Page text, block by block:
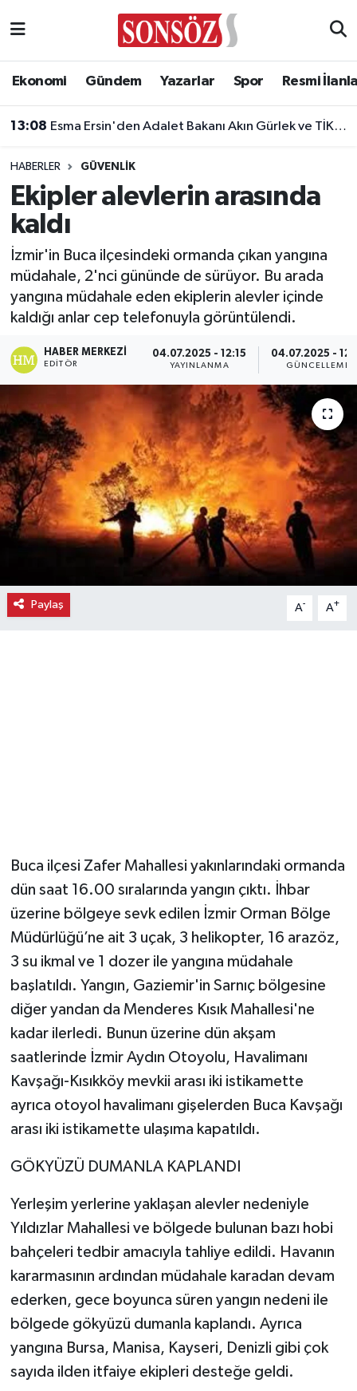
Ekonomi Gündem Yazarlar Spor Resmi
13:08 Esma Ersin'den Adalet Bakanı Akın Gürlek ve TİKA Başkanı Abdullah Eren'e ziyaret
HABERLER GÜVENLIK
Ekipler alevlerin arasında
kaldı
İzmir'in Buca ilçesindeki ormanda çıkan yangına
müdahale, 2'nci gününde de sürüyor. Bu arada
yangına müdahale eden ekiplerin alevler içinde
kaldığı anlar cep telefonuyla görüntülendi.
HABER MERKEZI
EDITÖR
04.07.2025 - 12:15
YAYINLANMA
04.07.2025 -
GÜNCELLEME
Paylaş A- A+
Buca ilçesi Zafer Mahallesi yakınlarındaki ormanda
dün saat 16.00 sıralarında yangın çıktı. İhbar
üzerine bölgeye sevk edilen İzmir Orman Bölge
Müdürlüğü’ne ait 3 uçak, 3 helikopter, 16 arazöz,
3 su ikmal ve 1 dozer ile yangına müdahale
başlatıldı. Yangın, Gaziemir'in Sarnıç bölgesine
diğer yandan da Menderes Kısık Mahallesi'ne
kadar ilerledi. Bunun üzerine dün akşam
saatlerinde İzmir Aydın Otoyolu, Havalimanı
Kavşağı-Kısıkköy mevkii arası iki istikamette
ayrıca otoyol havalimanı gişelerden Buca Kavşağı
arası iki istikamette ulaşıma kapatıldı.
GÖKYÜZÜ DUMANLA KAPLANDI
Yerleşim yerlerine yaklaşan alevler nedeniyle
Yıldızlar Mahallesi ve bölgede bulunan bazı hobi
bahçeleri tedbir amacıyla tahliye edildi. Havanın
kararmasının ardından müdahale karadan devam
ederken, gece boyunca süren yangın nedeni ile
bölgede gökyüzü dumanla kaplandı. Ayrıca
yangına Bursa, Manisa, Kayseri, Denizli gibi çok
sayıda ilden itfaiye ekipleri desteğe geldi.
Asayiş
Biyografi
Çevre
Diğer
Dünya
Eğitim
Ekonomi
Eleman
Emlak
Gündem
Gurme
Haber
Seri İlan
Siyaset
Sokak Hayvanlarını Sahiplendirme
Sonsöz Özel
Spor
Vasıta
Ankara Nöbetçi Eczaneler
Ankara Trafik Yoğunluk Haritası
Süper Lig Puan Durumu ve Fikstür
Tüm Manşetler
Son Dakika Haberleri
Haber Arşivi